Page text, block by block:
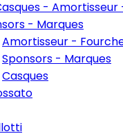
- Amortisseur
- Marques
Amortisseur -
Sponsors - Marques
Casques